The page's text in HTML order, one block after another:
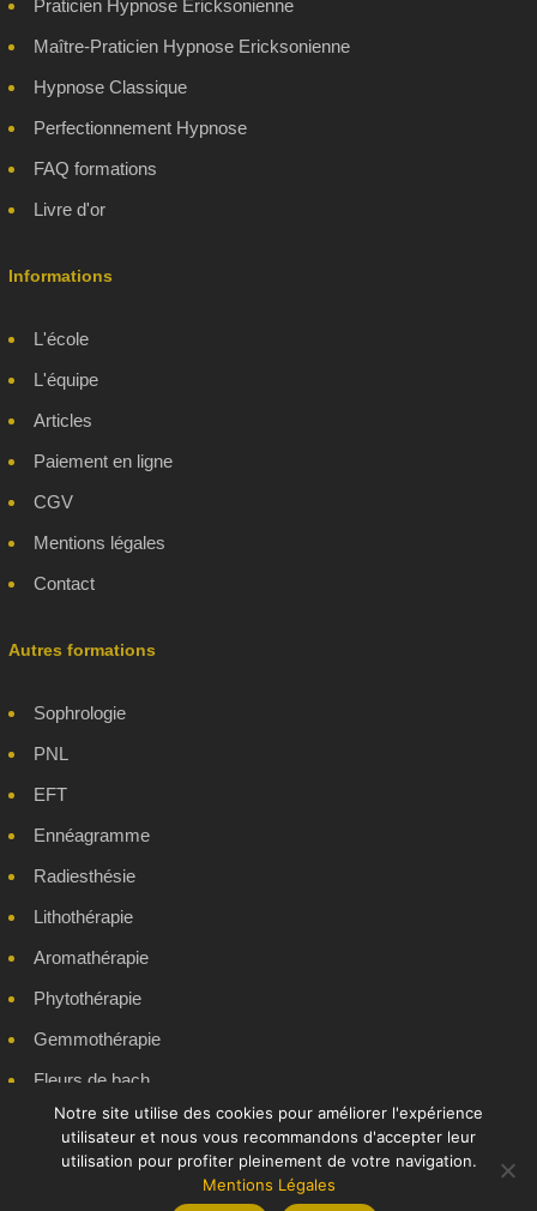
Praticien Hypnose Ericksonienne
Maître-Praticien Hypnose Ericksonienne
Hypnose Classique
Perfectionnement Hypnose
FAQ formations
Livre d'or
Informations
L'école
L'équipe
Articles
Paiement en ligne
CGV
Mentions légales
Contact
Autres formations
Sophrologie
PNL
EFT
Ennéagramme
Radiesthésie
Lithothérapie
Aromathérapie
Phytothérapie
Gemmothérapie
Fleurs de bach
Massages Bien-Être
Formations en ligne
© 2025 École Française d'Hypnose EURL - Marque déposée -
Notre site utilise des cookies pour améliorer l'expérience
utilisateur et nous vous recommandons d'accepter leur
utilisation pour profiter pleinement de votre navigation.
Mentions Légales